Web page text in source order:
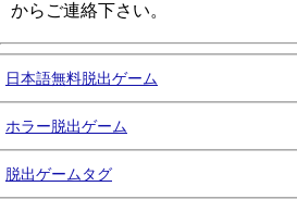
からご連絡下さい。
日本語無料脱出ゲーム
ホラー脱出ゲーム
脱出ゲームタグ